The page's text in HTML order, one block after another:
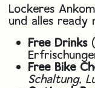
Lockeres
und alles ready
Free Drinks
Free Bike
Schaltung,